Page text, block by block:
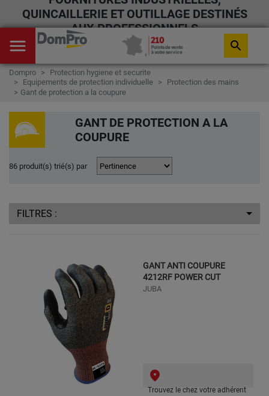
QUINCAILLERIE ET OUTILLAGE DESTINÉS
AUX PROFESSIONNELS
menu search
Dompro
Protection hygiene et securite
Equipements de protection individuelle
Protection des mains
Gant de protection a la coupure
GANT DE PROTECTION A LA
COUPURE
86 produit(s) trié(s) par
FILTRES :
GANT ANTI COUPURE
4212RF POWER CUT
JUBA
Trouvez le chez votre adhérent